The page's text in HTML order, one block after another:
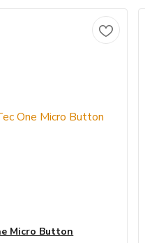
Micro Button